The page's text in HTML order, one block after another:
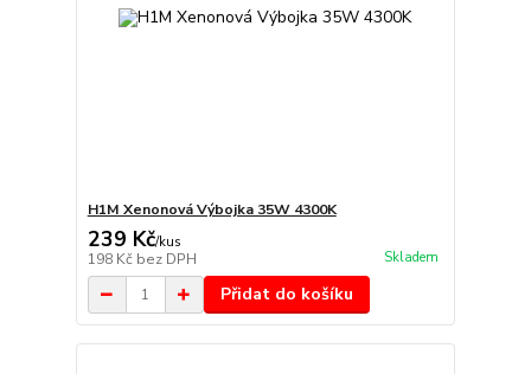
H1M Xenonová Výbojka 35W 4300K
239 Kč/kus
198 Kč bez DPH Skladem
Přidat do košíku